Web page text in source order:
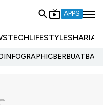
APPS
TECHLIFESTYLESHARIA
INFOGRAPHIC